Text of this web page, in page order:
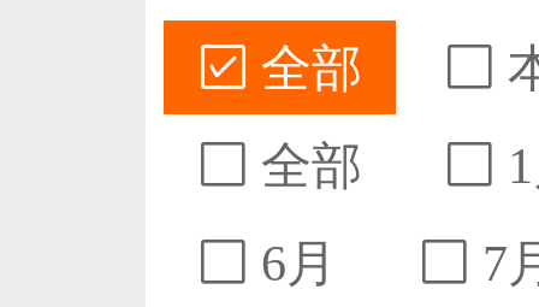
全部
全部
6月
7